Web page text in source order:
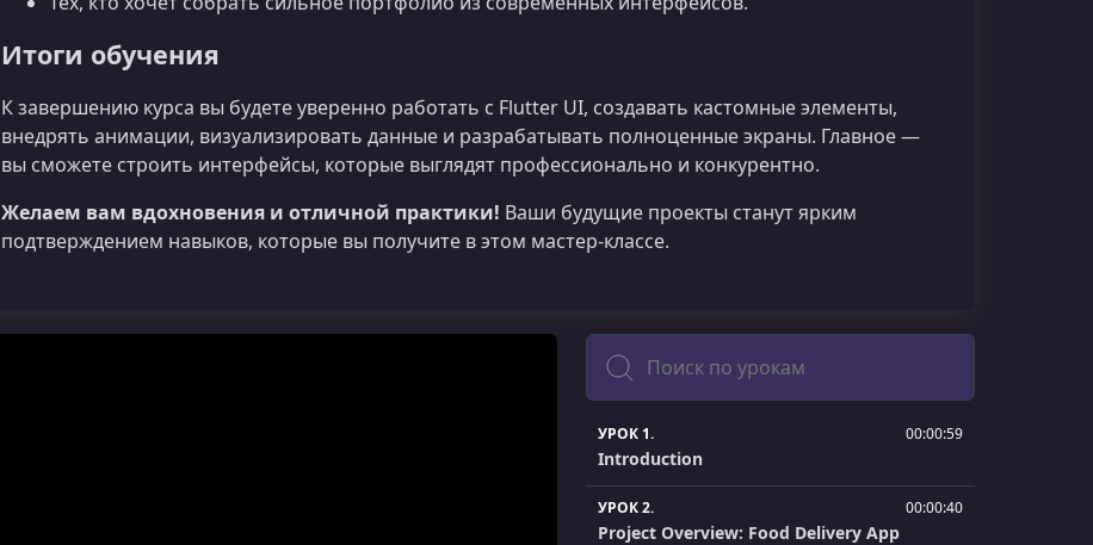
Итоги обучения
К завершению курса вы будете уверенно работать с Flutter UI, создавать кастомные элементы,
внедрять анимации, визуализировать данные и разрабатывать полноценные экраны. Главное —
вы сможете строить интерфейсы, которые выглядят профессионально и конкурентно.
Желаем вам вдохновения и отличной практики! Ваши будущие проекты станут ярким
подтверждением навыков, которые вы получите в этом мастер‑классе.
Поиск
УРОК 1. 00:00:59
Introduction
УРОК 2. 00:00:40
Project Overview: Food Delivery App